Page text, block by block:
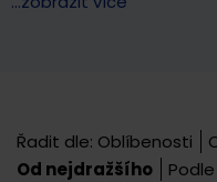
Řadit dle: Oblíbenosti
Od nejdražšího